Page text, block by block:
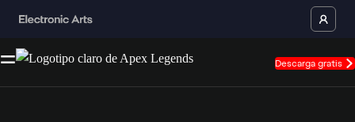
Descarga gratis